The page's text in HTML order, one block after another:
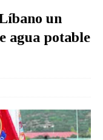
un
agua potable